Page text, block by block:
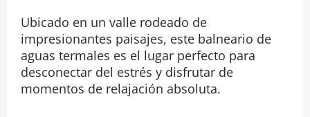
Ubicado en un valle rodeado de
impresionantes paisajes, este balneario de
aguas termales es el lugar perfecto para
desconectar del estrés y disfrutar de
momentos de relajación absoluta.